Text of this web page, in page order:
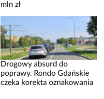
mln zł
Drogowy absurd do
poprawy. Rondo Gdańskie
czeka korekta oznakowania